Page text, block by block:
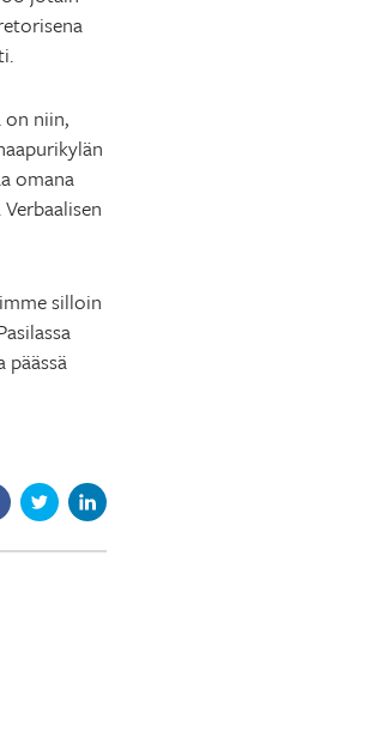
on niin,
omana
silloin